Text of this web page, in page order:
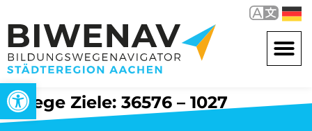
Werkzeugleiste öffnen
Wege Ziele: 36576 – 1027